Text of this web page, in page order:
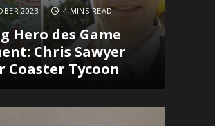
2023 4 MINS READ
Hero des Game
Chris Sawyer
Coaster Tycoon